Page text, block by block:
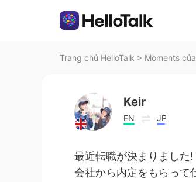
Trang chủ HelloTalk > Moments
Keir
EN JP
最近転職が決まりました
会社から内定をもらって